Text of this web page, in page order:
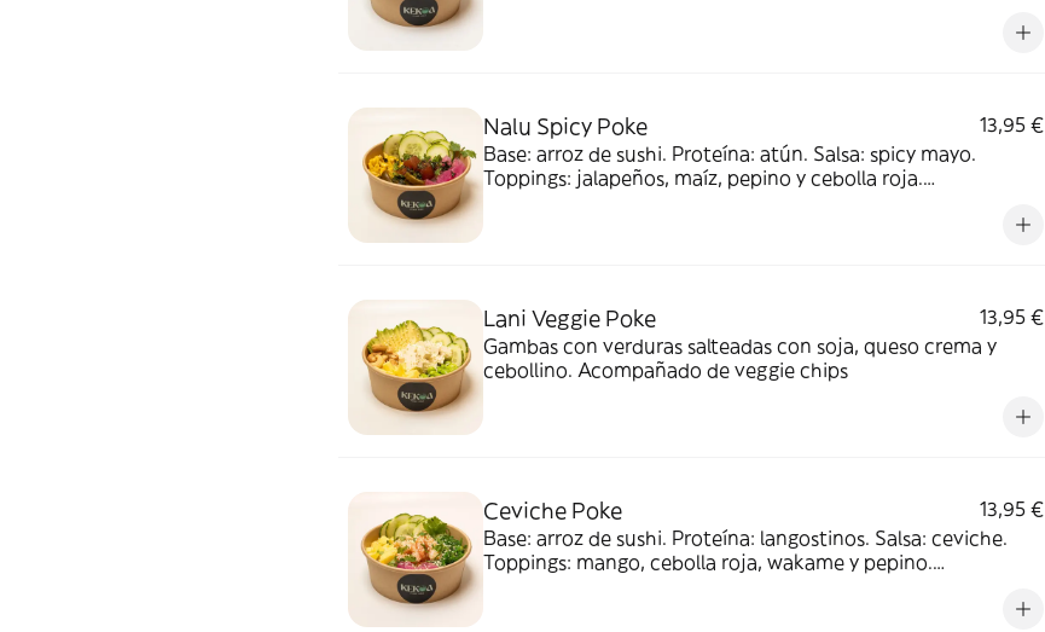
Nalu Spicy Poke
13,95 €
Base: arroz de sushi. Proteína: atún. Salsa: spicy mayo.
Toppings: jalapeños, maíz, pepino y cebolla roja.
Lani Veggie Poke
13,95 €
Gambas con verduras salteadas con soja, queso crema y
cebollino. Acompañado de veggie chips
Ceviche Poke
13,95 €
Base: arroz de sushi. Proteína: langostinos. Salsa: ceviche.
Toppings: mango, cebolla roja, wakame y pepino.